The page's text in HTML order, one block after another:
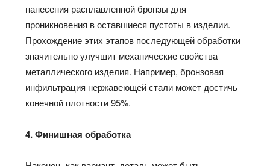
нанесения расплавленной бронзы для
проникновения в оставшиеся пустоты в изделии.
Прохождение этих этапов последующей обработки
значительно улучшит механические свойства
металлического изделия. Например, бронзовая
инфильтрация нержавеющей стали может достичь
конечной плотности 95%.
4. Финишная обработка